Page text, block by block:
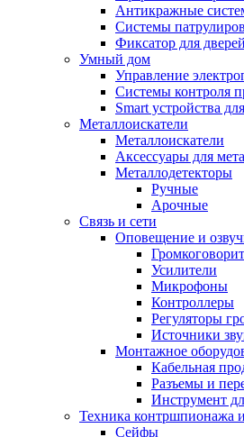
Антикражные
Системы
Фиксатор для дверей
Умный дом
Управление
Системы контроля
Smart устройства
Металлоискатели
Металлоискатели
Аксессуары для
Металлодетекторы
Ручные
Арочные
Связь и сети
Оповещение и
Усилители
Микрофоны
Контроллеры
Регуляторы
Источники
Монтажное
Кабельная
Разъемы и
Инструмент
Техника контршпионажа
Сейфы